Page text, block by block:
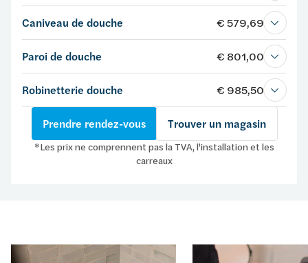
Caniveau de douche € 579,69
Paroi de douche € 801,00
Robinetterie douche € 985,50
Prendre rendez-vous Trouver un magasin
*Les prix ne comprennent pas la TVA, l'installation et les
carreaux